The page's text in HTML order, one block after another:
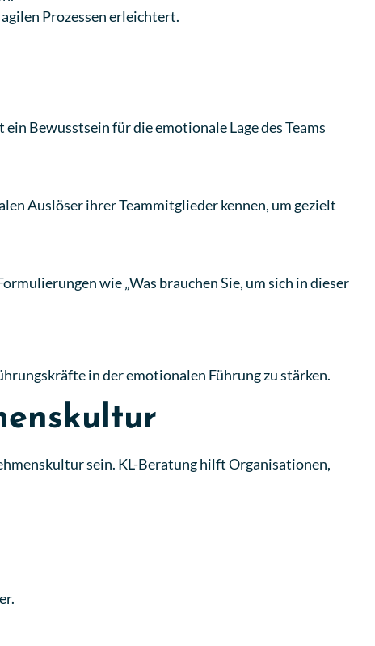
Prozessen erleichtert.
Bewusstsein für die emotionale Lage des Teams
Auslöser ihrer Teammitglieder kennen, um gezielt
wie „Was brauchen Sie, um sich in dieser
in der emotionalen Führung zu stärken.
sein. KL-Beratung hilft Organisationen,